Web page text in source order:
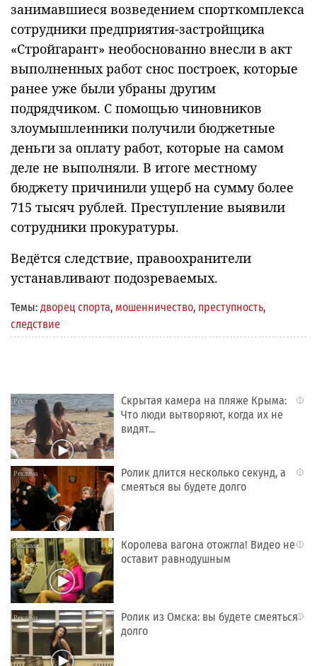
занимавшиеся возведением спорткомплекса
сотрудники предприятия-застройщика
«Стройгарант» необоснованно внесли в акт
выполненных работ снос построек, которые
ранее уже были убраны другим
подрядчиком. С помощью чиновников
злоумышленники получили бюджетные
деньги за оплату работ, которые на самом
деле не выполняли. В итоге местному
бюджету причинили ущерб на сумму более
715 тысяч рублей. Преступление выявили
сотрудники прокуратуры.
Ведётся следствие, правоохранители
устанавливают подозреваемых.
Темы: дворец спорта, мошенничество, преступность,
следствие
i
Скрытая камера на пляже Крыма:
Что люди вытворяют, когда их не
видят...
i
Ролик длится несколько секунд, а
смеяться вы будете долго
i
Королева вагона отожгла! Видео не
оставит равнодушным
i
Ролик из Омска: вы будете смеяться
долго